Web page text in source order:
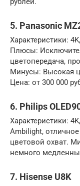
5. Panasonic
Характеристики:
Плюсы:
цветопередача,
Минусы: Высокая
Цена: от 300 000
6. Philips
Характеристики:
Ambilight,
цветовой охват.
немного
7. Hisense U8K